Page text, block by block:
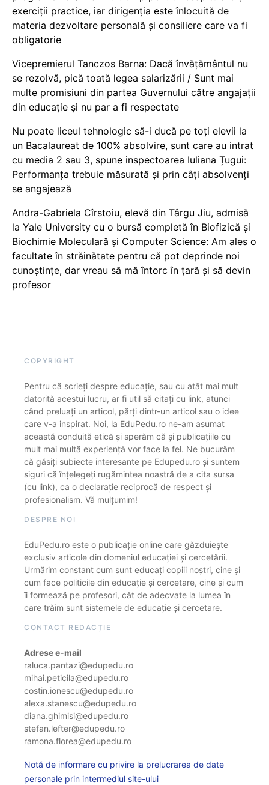
exerciții practice, iar dirigenția este înlocuită de
materia dezvoltare personală și consiliere care va fi
obligatorie
Vicepremierul Tanczos Barna: Dacă învățământul nu
se rezolvă, pică toată legea salarizării / Sunt mai
multe promisiuni din partea Guvernului către angajații
din educație și nu par a fi respectate
Nu poate liceul tehnologic să-i ducă pe toți elevii la
un Bacalaureat de 100% absolvire, sunt care au intrat
cu media 2 sau 3, spune inspectoarea Iuliana Țugui:
Performanța trebuie măsurată și prin câți absolvenți
se angajează
Andra-Gabriela Cîrstoiu, elevă din Târgu Jiu, admisă
la Yale University cu o bursă completă în Biofizică și
Biochimie Moleculară și Computer Science: Am ales o
facultate în străinătate pentru că pot deprinde noi
cunoștințe, dar vreau să mă întorc în țară și să devin
profesor
COPYRIGHT
Pentru că scrieți despre educație, sau cu atât mai mult
datorită acestui lucru, ar fi util să citați cu link, atunci
când preluați un articol, părți dintr-un articol sau o idee
care v-a inspirat. Noi, la EduPedu.ro ne-am asumat
această conduită etică și sperăm că și publicațiile cu
mult mai multă experiență vor face la fel. Ne bucurăm
că găsiți subiecte interesante pe Edupedu.ro și suntem
siguri că înțelegeți rugămintea noastră de a cita sursa
(cu link), ca o declarație reciprocă de respect și
profesionalism. Vă mulțumim!
DESPRE NOI
EduPedu.ro este o publicație online care găzduiește
exclusiv articole din domeniul educației și cercetării.
Urmărim constant cum sunt educați copiii noștri, cine și
cum face politicile din educație și cercetare, cine și cum
îi formează pe profesori, cât de adecvate la lumea în
care trăim sunt sistemele de educație și cercetare.
CONTACT REDACȚIE
Adrese e-mail
raluca.pantazi@edupedu.ro
mihai.peticila@edupedu.ro
costin.ionescu@edupedu.ro
alexa.stanescu@edupedu.ro
diana.ghimisi@edupedu.ro
stefan.lefter@edupedu.ro
ramona.florea@edupedu.ro
Notă de informare cu privire la prelucrarea de date
personale prin intermediul site-ului